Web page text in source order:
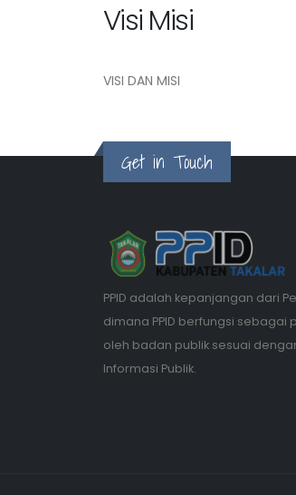
Visi Misi
VISI DAN MISI
Get in Touch
PPID adalah kepanjangan dari
dimana PPID berfungsi
oleh badan publik sesuai
Informasi Publik.